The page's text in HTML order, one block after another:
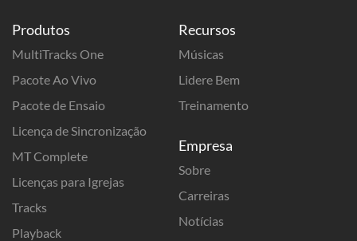
Produtos
MultiTracks One
Pacote Ao Vivo
Pacote de Ensaio
Licença de Sincronização
MT Complete
Licenças para Igrejas
Tracks
Playback
Recursos
Músicas
Lidere Bem
Treinamento
Empresa
Sobre
Carreiras
Notícias